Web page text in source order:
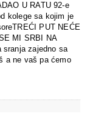
U RATU 92-e
kolege sa kojim je
PUT NEĆE
MI SRBI NA
zajedno sa
a ne vaš pa ćemo